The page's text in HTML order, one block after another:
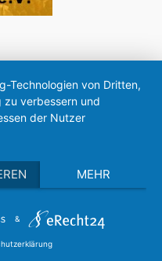
Technologien von Dritten,
zu verbessern und
der Nutzer
MEHR
&